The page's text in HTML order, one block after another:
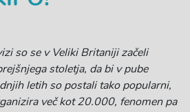
so se v Veliki Britaniji začeli
stoletja, da bi v pube
letih so postali tako popularni,
več kot 20.000, fenomen pa